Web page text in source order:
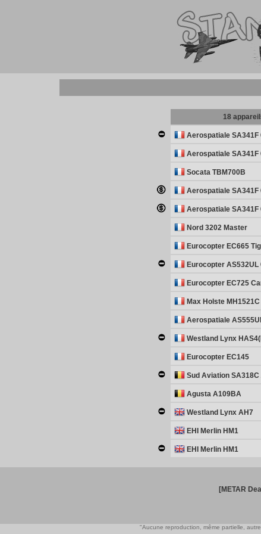
18
Aerospatiale SA341F
Aerospatiale SA341F
Socata TBM700B
Aerospatiale SA341F
Aerospatiale SA341F
Nord 3202 Master
Eurocopter EC665
Eurocopter
Eurocopter EC725
Max Holste
Aerospatiale
Westland Lynx
Eurocopter EC145
Sud Aviation SA318C
Agusta A109BA
Westland Lynx AH7
EHI Merlin HM1
EHI Merlin HM1
[METAR
"Aucune reproduction, même partielle,